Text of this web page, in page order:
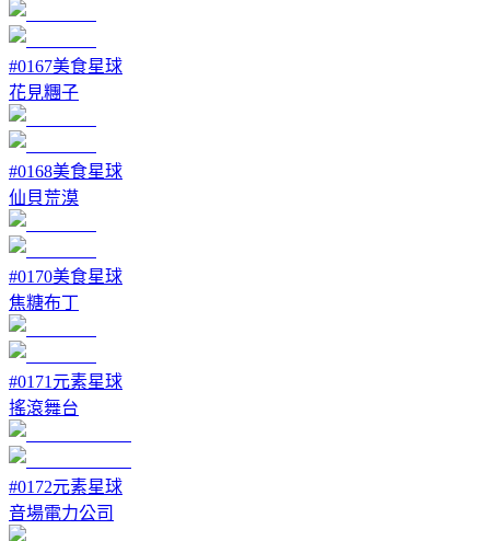
#0167美食星球
花見糰子
#0168美食星球
仙貝荒漠
#0170美食星球
焦糖布丁
#0171 元素星球
搖滾舞台
#0172元素星球
音場電力公司